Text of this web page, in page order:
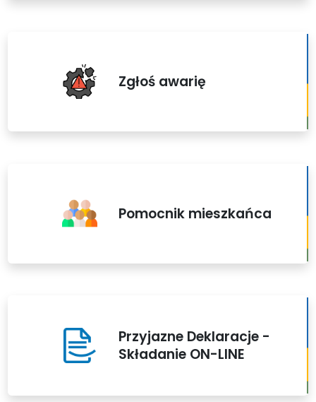
Zgłoś awarię
Pomocnik mieszkańca
Przyjazne Deklaracje -
Składanie ON-LINE